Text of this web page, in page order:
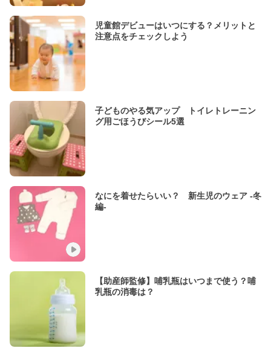
児童館デビューはいつにする？メリットと
注意点をチェックしよう
子どものやる気アップ トイレトレーニン
グ用ごほうびシール5選
なにを着せたらいい？ 新生児のウェア -冬
編-
【助産師監修】哺乳瓶はいつまで使う？哺
乳瓶の消毒は？